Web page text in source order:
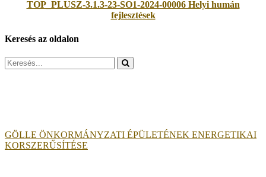
TOP_PLUSZ-3.1.3-23-SO1-2024-00006 Helyi humán
fejlesztések
Keresés az oldalon
Search
for:
GÖLLE ÖNKORMÁNYZATI ÉPÜLETÉNEK ENERGETIKAI
KORSZERŰSÍTÉSE